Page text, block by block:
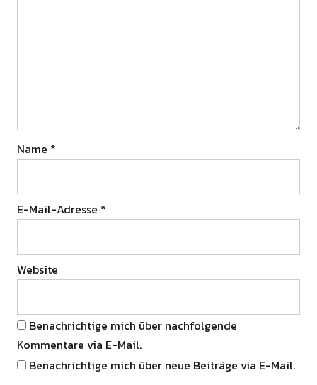
Name *
E-Mail-Adresse *
Website
Benachrichtige mich über nachfolgende
Kommentare via E-Mail.
Benachrichtige mich über neue Beiträge via E-Mail.